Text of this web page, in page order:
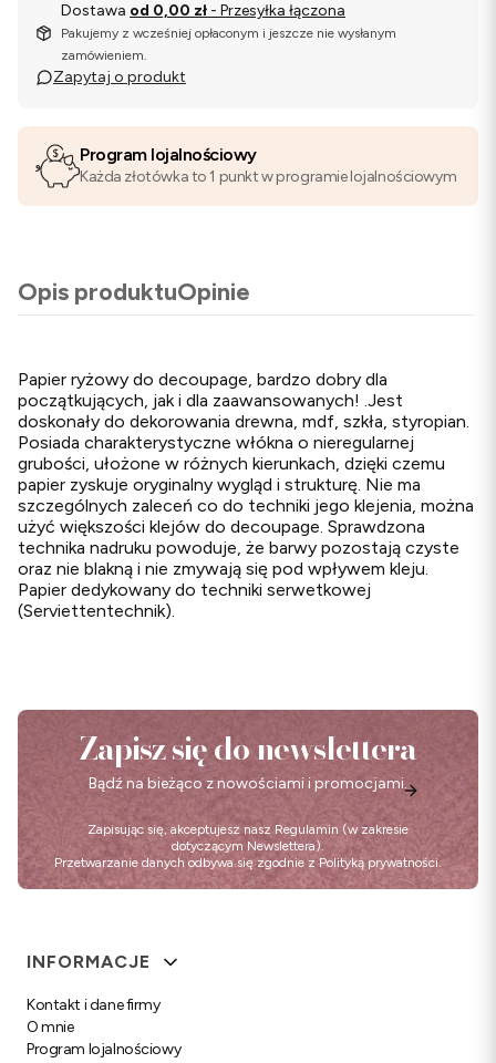
Dostawa od 0,00 zł - Przesyłka łączona
Pakujemy z wcześniej opłaconym i jeszcze nie wysłanym
zamówieniem.
Zapytaj o produkt
Program lojalnościowy
Każda złotówka to 1 punkt w programie lojalnościowym
Opis produktuOpinie
Papier ryżowy do decoupage, bardzo dobry dla
początkujących, jak i dla zaawansowanych! .Jest
doskonały do dekorowania drewna, mdf, szkła, styropian.
Posiada charakterystyczne włókna o nieregularnej
grubości, ułożone w różnych kierunkach, dzięki czemu
papier zyskuje oryginalny wygląd i strukturę. Nie ma
szczególnych zaleceń co do techniki jego klejenia, można
użyć większości klejów do decoupage. Sprawdzona
technika nadruku powoduje, że barwy pozostają czyste
oraz nie blakną i nie zmywają się pod wpływem kleju.
Papier dedykowany do techniki serwetkowej
(Serviettentechnik).
Zapisz się do newslettera
Bądź na bieżąco z nowościami i promocjami.
Zapisując się, akceptujesz nasz Regulamin (w zakresie
dotyczącym Newslettera).
Przetwarzanie danych odbywa się zgodnie z Polityką prywatności.
Linki w stopce
INFORMACJE
Kontakt i dane firmy
O mnie
Program lojalnościowy